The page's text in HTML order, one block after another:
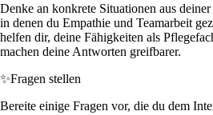
Denke an konkrete Situationen aus
in denen du Empathie und Teamarbeit
helfen dir, deine Fähigkeiten als
machen deine Antworten greifbarer.
✨Fragen stellen
Bereite einige Fragen vor, die du dem